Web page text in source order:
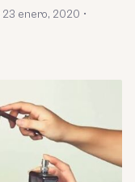
23 enero, 2020 •